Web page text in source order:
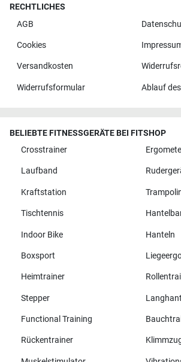
RECHTLICHES
AGB
Cookies
Versandkosten
Widerrufsformular Ablauf
BELIEBTE FITNESSGERÄTE BEI FITSHOP
Crosstrainer
Laufband
Kraftstation
Tischtennis
Indoor Bike Hanteln
Boxsport
Heimtrainer
Stepper
Functional Training
Rückentrainer